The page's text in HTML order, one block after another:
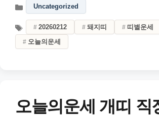
Uncategorized
20260212 돼지띠 띠별운세
오늘의운세
오늘의운세 개띠 직